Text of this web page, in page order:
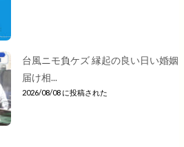
台風ニモ負ケズ 縁起の良い日い婚姻
届け相...
2026/08/08 に投稿された